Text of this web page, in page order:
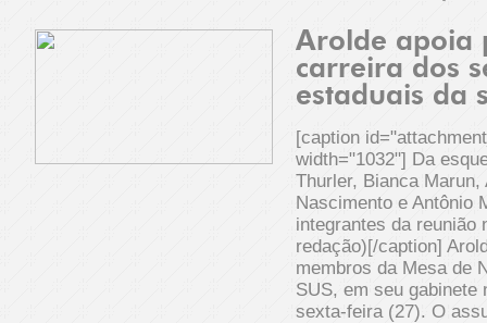
Arolde apoia
carreira dos
estaduais da
[caption
width="1032"] Da
Thurler, Bianca Marun,
Nascimento e Antônio
integrantes da reunião
redação)[/caption]
membros da Mesa de
SUS, em seu gabinete
sexta-feira (27). O